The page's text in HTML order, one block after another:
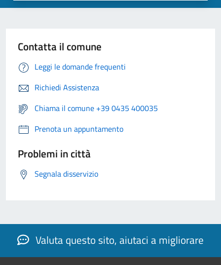
Contatta il comune
Leggi le domande frequenti
Richiedi Assistenza
Chiama il comune +39 0435 400035
Prenota un appuntamento
Problemi in città
Segnala disservizio
Valuta questo sito, aiutaci a migliorare